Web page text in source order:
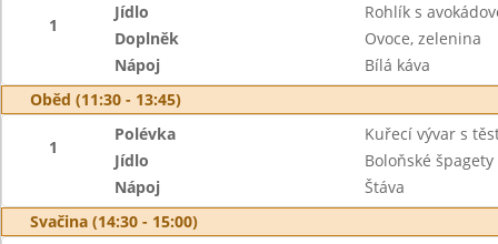
1
Jídlo
Rohlík s
Doplněk
Ovoce, zelenina
Nápoj
Bílá káva
Oběd (11:30 - 13:45)
1
Polévka
Kuřecí vývar s
Jídlo
Boloňské
Nápoj
Štáva
Svačina (14:30 - 15:00)